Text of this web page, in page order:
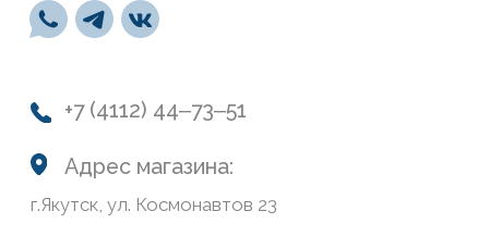
Сайт носит информационный характер и не является
Обратная связь
О нас
Возврат товаров